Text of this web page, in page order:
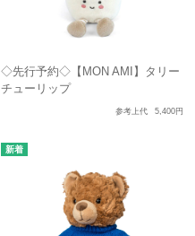
◇先行予約◇【MON AMI】タリー
チューリップ
参考上代 5,400円